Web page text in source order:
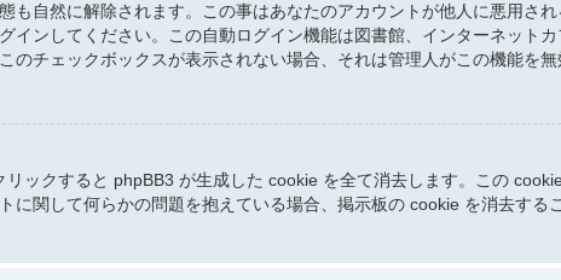
も自然に解除されます。この事はあなたのアカウントが他人に悪用さ
インしてください。この自動ログイン機能は図書館、インターネット
のチェックボックスが表示されない場合、それは管理人がこの機能を無
リックすると phpBB3 が生成した cookie を全て消去します。この
に関して何らかの問題を抱えている場合、掲示板の cookie を消去する